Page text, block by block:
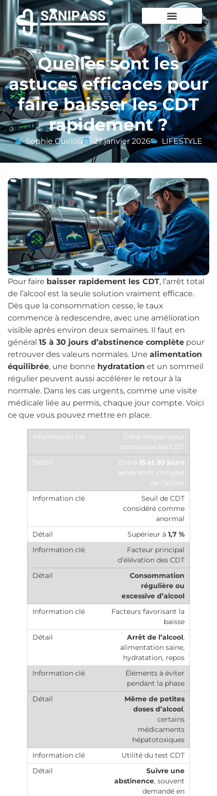
Quelles sont les
astuces efficaces pour
faire baisser les CDT
rapidement ?
Sophie Guelou 27 janvier 2026 LIFESTYLE
Pour faire baisser rapidement les CDT, l’arrêt total
de l’alcool est la seule solution vraiment efficace.
Dès que la consommation cesse, le taux
commence à redescendre, avec une amélioration
visible après environ deux semaines. Il faut en
général 15 à 30 jours d’abstinence complète pour
retrouver des valeurs normales. Une alimentation
équilibrée, une bonne hydratation et un sommeil
régulier peuvent aussi accélérer le retour à la
normale. Dans les cas urgents, comme une visite
médicale liée au permis, chaque jour compte. Voici
ce que vous pouvez mettre en place.
Délai moyen pour
normaliser les CDT
Entre 15 et 30 jours
après arrêt complet
de l’alcool
Seuil de CDT
considéré comme
anormal
Supérieur à 1,7 %
Facteur principal
d’élévation des CDT
Consommation
régulière ou
excessive d’alcool
Facteurs favorisant la
baisse
Arrêt de l’alcool,
alimentation saine,
hydratation, repos
Éléments à éviter
pendant la phase
Même de petites
doses d’alcool,
certains
médicaments
hépatotoxiques
Utilité du test CDT
Suivre une
abstinence, souvent
demandé en